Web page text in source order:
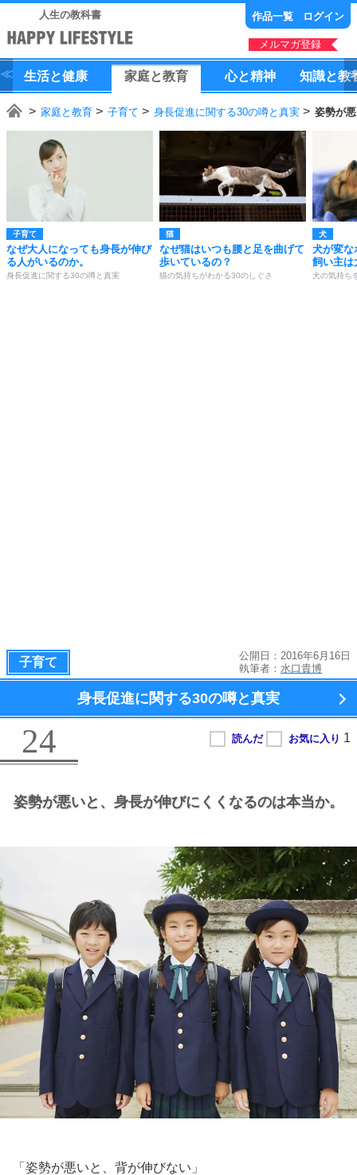
人生の教科書 作品一覧 ログイン
メルマガ登録
生活と健康 家庭と教育 心と精神 知識と教
家庭と教育 子育て 身長促進に関する30の噂と真実 姿勢が
子育て
なぜ大人になっても身長が伸び
る人がいるのか。
身長促進に関する30の噂と真実
猫
なぜ猫はいつも腰と足を曲げて
歩いているの？
猫の気持ちがわかる30のしぐさ
犬
犬が変な
飼い主は
犬の気持ち
子育て
公開日：2016年6月16日
執筆者： 水口貴博
身長促進に関する30の噂と真実
24
姿勢が悪いと、 身長が伸びにくくなるのは本当か。
「姿勢が悪いと、背が伸びない」